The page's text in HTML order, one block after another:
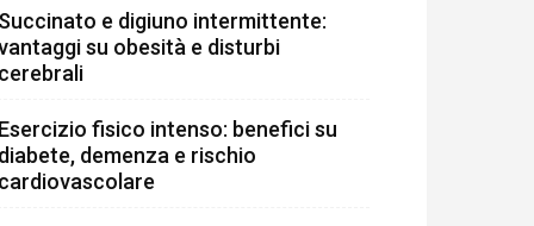
e digiuno intermittente:
su obesità e disturbi
fisico intenso: benefici su
demenza e rischio